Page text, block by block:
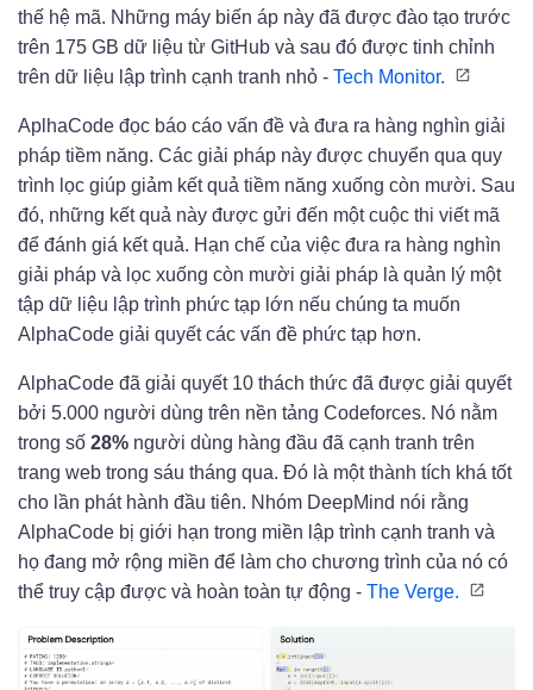
thế hệ mã. Những máy biến áp này đã được đào tạo trước
trên 175 GB dữ liệu từ GitHub và sau đó được tinh chỉnh
trên dữ liệu lập trình cạnh tranh nhỏ - Tech Monitor.
AplhaCode đọc báo cáo vấn đề và đưa ra hàng nghìn giải
pháp tiềm năng. Các giải pháp này được chuyển qua quy
trình lọc giúp giảm kết quả tiềm năng xuống còn mười. Sau
đó, những kết quả này được gửi đến một cuộc thi viết mã
để đánh giá kết quả. Hạn chế của việc đưa ra hàng nghìn
giải pháp và lọc xuống còn mười giải pháp là quản lý một
tập dữ liệu lập trình phức tạp lớn nếu chúng ta muốn
AlphaCode giải quyết các vấn đề phức tạp hơn.
AlphaCode đã giải quyết 10 thách thức đã được giải quyết
bởi 5.000 người dùng trên nền tảng Codeforces. Nó nằm
trong số 28% người dùng hàng đầu đã cạnh tranh trên
trang web trong sáu tháng qua. Đó là một thành tích khá tốt
cho lần phát hành đầu tiên. Nhóm DeepMind nói rằng
AlphaCode bị giới hạn trong miền lập trình cạnh tranh và
họ đang mở rộng miền để làm cho chương trình của nó có
thể truy cập được và hoàn toàn tự động - The Verge.